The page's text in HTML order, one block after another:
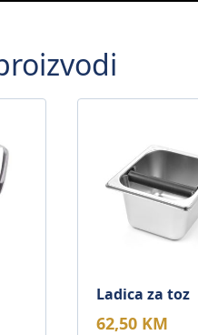
Ladica za toz
62,50 KM